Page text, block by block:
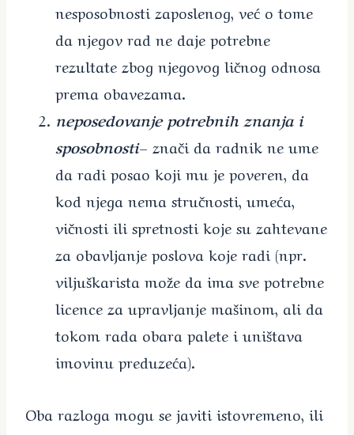
nesposobnosti zaposlenog, već o tome
da njegov rad ne daje potrebne
rezultate zbog njegovog ličnog odnosa
prema obavezama.
neposedovanje potrebnih znanja i
sposobnosti– znači da radnik ne ume
da radi posao koji mu je poveren, da
kod njega nema stručnosti, umeća,
vičnosti ili spretnosti koje su zahtevane
za obavljanje poslova koje radi (npr.
viljuškarista može da ima sve potrebne
licence za upravljanje mašinom, ali da
tokom rada obara palete i uništava
imovinu preduzeća).
Oba razloga mogu se javiti istovremeno, ili